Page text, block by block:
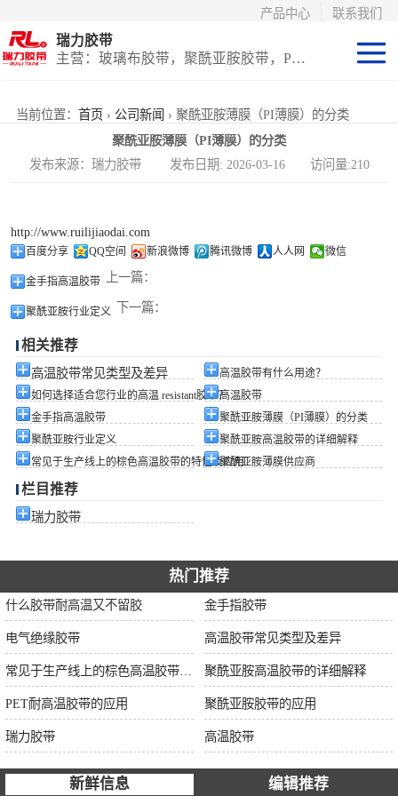
联系我们
产品中心
瑞力胶带
主营：玻璃布胶带，聚酰亚胺胶带，PET高温胶带，耐高温保护膜
当前位置： 首页 › 公司新闻 › 聚酰亚胺薄膜（PI薄膜）的分类
聚酰亚胺薄膜（PI薄膜）的分类
发布来源：瑞力胶带 发布日期: 2026-03-16 访问量:210
http://www.ruilijiaodai.com
百度分享 QQ空间 新浪微博 腾讯微博 人人网 微信
上一篇：
金手指高温胶带
下一篇：
聚酰亚胺行业定义
相关推荐
高温胶带常见类型及差异
高温胶带有什么用途？
如何选择适合您行业的高温 resistant胶带？高温胶带
金手指高温胶带
聚酰亚胺薄膜（PI薄膜）的分类
聚酰亚胺行业定义
聚酰亚胺高温胶带的详细解释
常见于生产线上的棕色高温胶带的特性及应用聚酰亚胺薄膜供应商
栏目推荐
瑞力胶带
热门推荐
什么胶带耐高温又不留胶 金手指胶带
电气绝缘胶带 高温胶带常见类型及差异
聚酰亚胺高温胶带的详细解释
PET耐高温胶带的应用 聚酰亚胺胶带的应用
瑞力胶带 高温胶带
新鲜信息 编辑推荐
聚酰亚胺系列
玻璃布胶带（特
（保护膜）
等离子热喷涂胶
带
防火陶瓷化硅胶
带